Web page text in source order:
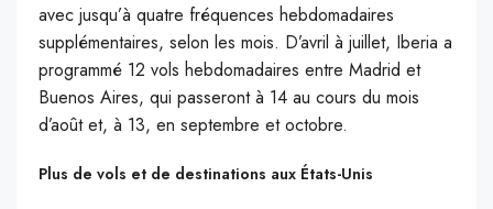
avec jusqu’à quatre fréquences hebdomadaires
supplémentaires, selon les mois. D’avril à juillet, Iberia a
programmé 12 vols hebdomadaires entre Madrid et
Buenos Aires, qui passeront à 14 au cours du mois
d’août et, à 13, en septembre et octobre.
Plus de vols et de destinations aux États-Unis